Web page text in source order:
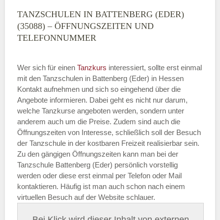
TANZSCHULEN IN BATTENBERG (EDER)
(35088) – ÖFFNUNGSZEITEN UND
TELEFONNUMMER
Wer sich für einen Tanzkurs interessiert, sollte erst einmal
mit den Tanzschulen in Battenberg (Eder) in Hessen
Kontakt aufnehmen und sich so eingehend über die
Angebote informieren. Dabei geht es nicht nur darum,
welche Tanzkurse angeboten werden, sondern unter
anderem auch um die Preise. Zudem sind auch die
Öffnungszeiten von Interesse, schließlich soll der Besuch
der Tanzschule in der kostbaren Freizeit realisierbar sein.
Zu den gängigen Öffnungszeiten kann man bei der
Tanzschule Battenberg (Eder) persönlich vorstellig
werden oder diese erst einmal per Telefon oder Mail
kontaktieren. Häufig ist man auch schon nach einem
virtuellen Besuch auf der Website schlauer.